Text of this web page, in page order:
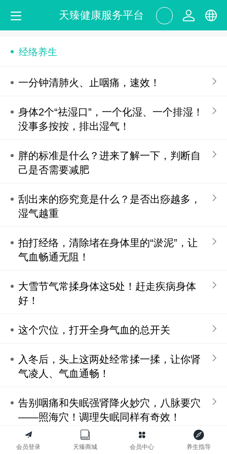
天臻健康服务平台
经络养生
一分钟清肺火、止咽痛，速效！
身体2个“祛湿口”，一个化湿、一个排湿！
没事多按按，排出湿气！
胖的标准是什么？进来了解一下，判断自
己是否需要减肥
刮出来的痧究竟是什么？是否出痧越多，
湿气越重
拍打经络，清除堵在身体里的“淤泥”，让
气血畅通无阻！
大雪节气常揉身体这5处！赶走疾病身体
好！
这个穴位，打开全身气血的总开关
入冬后，头上这两处经常揉一揉，让你肾
气凌人、气血通畅！
告别咽痛和失眠强肾降火妙穴，八脉要穴
——照海穴！调理失眠同样有奇效！
四种方法治痤疮（实用穴位治疗百科）
会员登录 天臻商城 会员中心 养生指导